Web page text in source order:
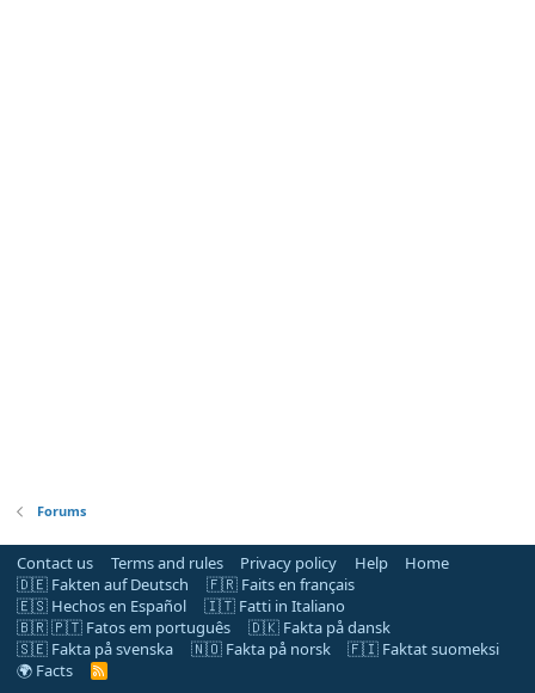
Forums
Contact us Terms and rules Privacy policy Help
Home
🇩🇪 Fakten auf Deutsch
🇫🇷 Faits en français
🇪🇸 Hechos en Español
🇮🇹 Fatti in Italiano
🇧🇷 🇵🇹 Fatos em português
🇩🇰 Fakta på dansk
🇸🇪 Fakta på svenska
🇳🇴 Fakta på norsk
🇫🇮 Faktat suomeksi
🌍 Facts
R